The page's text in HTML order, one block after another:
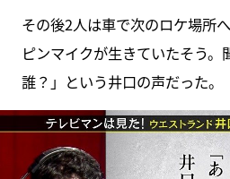
その後2人は車で次のロケ場所
ピンマイクが生きていたそう
誰？」という井口の声だった。